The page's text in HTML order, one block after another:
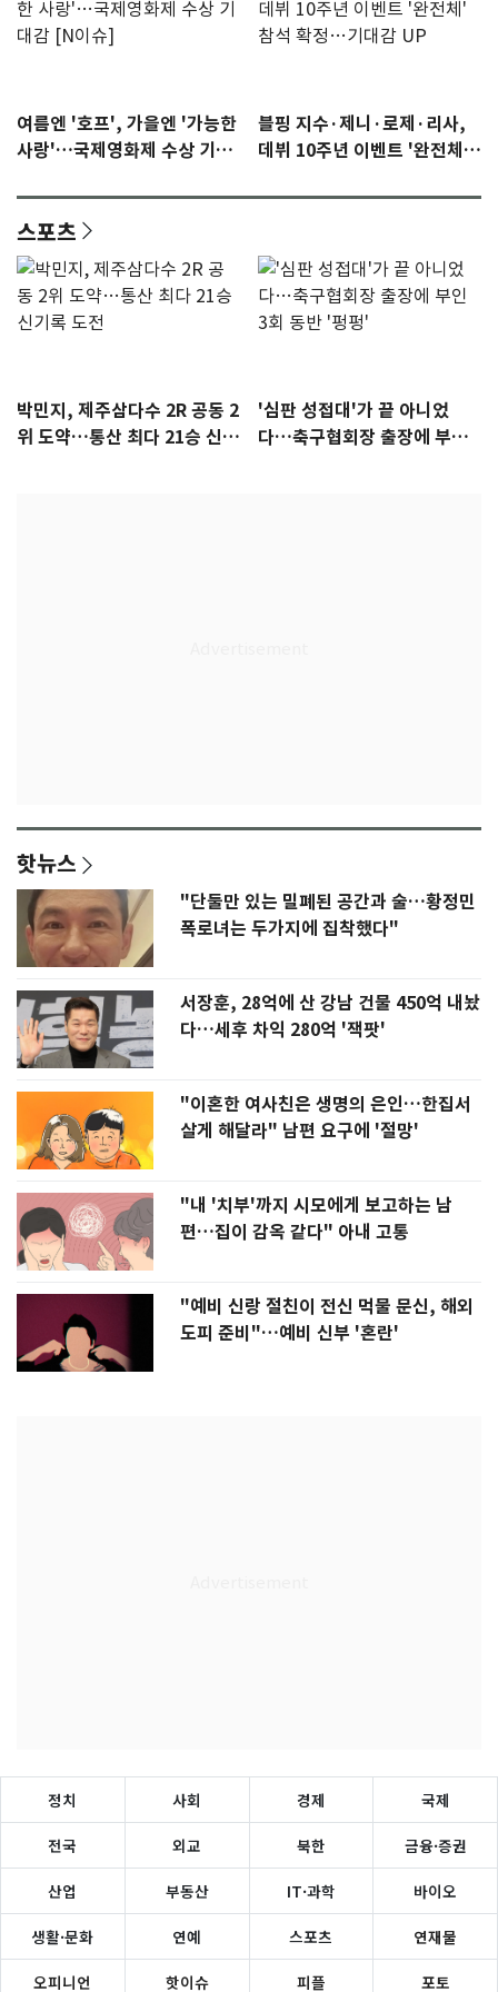
여름엔 '호프', 가을엔 '가능한
사랑'…국제영화제 수상 기대
블핑 지수·제니·로제·리사,
데뷔 10주년 이벤트 '완전체'
스포츠
박민지, 제주삼다수 2R 공동 2
위 도약…통산 최다 21승 신기
'심판 성접대'가 끝 아니었
다…축구협회장 출장에 부인
핫뉴스
"단둘만 있는 밀폐된 공간과 술…황정민
폭로녀는 두가지에 집착했다"
서장훈, 28억에 산 강남 건물 450억 내놨
다…세후 차익 280억 '잭팟'
"이혼한 여사친은 생명의 은인…한집서
살게 해달라" 남편 요구에 '절망'
"내 '치부'까지 시모에게 보고하는 남
편…집이 감옥 같다" 아내 고통
"예비 신랑 절친이 전신 먹물 문신, 해외
도피 준비"…예비 신부 '혼란'
정치 사회 경제 국제
전국 외교 북한 금융·증권
산업 부동산 IT·과학 바이오
생활·문화 연예 스포츠 연재물
오피니언 핫이슈 피플 포토